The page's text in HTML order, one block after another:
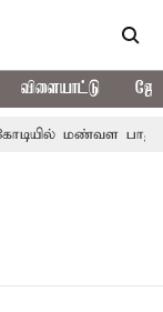
விளையாட்டு
மண்வள